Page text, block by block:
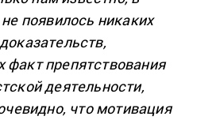
появилось никаких
препятствования
деятельности,
что мотивация